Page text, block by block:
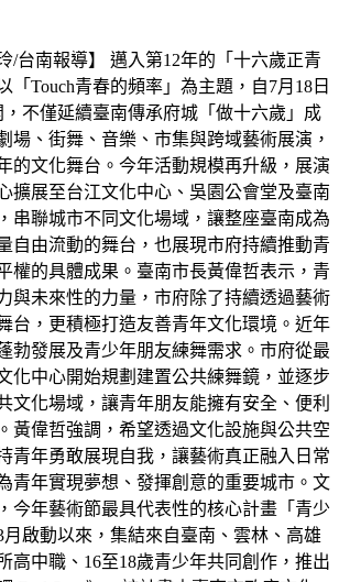
/台南報導】 邁入第12年的「十六歲正青
「Touch青春的頻率」為主題，自7月18日
，不僅延續臺南傳承府城「做十六歲」成
場、街舞、音樂、市集與跨域藝術展演，
的文化舞台。今年活動規模再升級，展演
擴展至台江文化中心、吳園公會堂及臺南
串聯城市不同文化場域，讓整座臺南成為
自由流動的舞台，也展現市府持續推動青
權的具體成果。臺南市長黃偉哲表示，青
與未來性的力量，市府除了持續透過藝術
台，更積極打造友善青年文化環境。近年
勃發展及青少年朋友練舞需求。市府從最
化中心開始規劃建置公共練舞鏡，並逐步
文化場域，讓青年朋友能擁有安全、便利
黃偉哲強調，希望透過文化設施與公共空
青年勇敢展現自我，讓藝術真正融入日常
青年實現夢想、發揮創意的重要城市。文
今年藝術節最具代表性的核心計畫「青少
啟動以來，集結來自臺南、雲林、高雄
高中職、16至18歲青少年共同創作，推出